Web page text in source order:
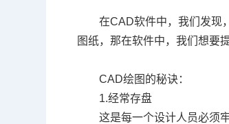
在CAD软件中，我们发现
图纸，那在软件中，我们想要
CAD绘图的秘诀：
1.经常存盘
这是每一个设计人员必须